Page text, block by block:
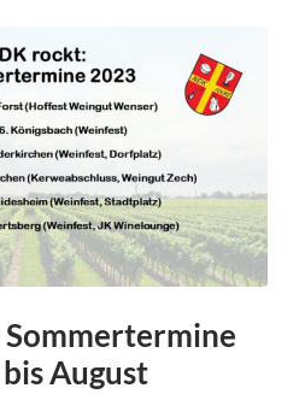
Sommertermine
August